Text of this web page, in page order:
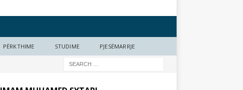
PËRKTHIME STUDIME PJESËMARRJE